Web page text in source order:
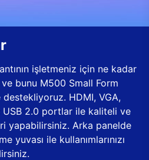
işletmeniz için ne kadar
bunu M500 Small Form
destekliyoruz. HDMI, VGA,
USB 2.0 portlar ile kaliteli ve
yapabilirsiniz. Arka panelde
yuvası ile kullanımlarınızı